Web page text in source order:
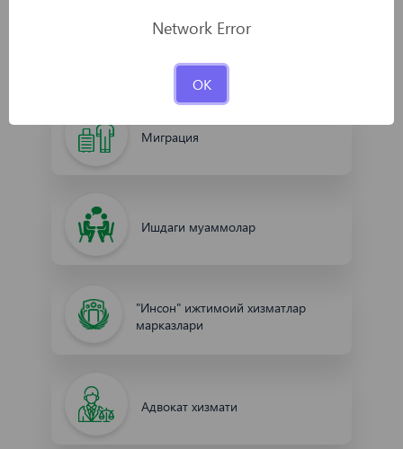
Миграция
Ишдаги муаммолар
"Инсон" ижтимоий хизматлар
марказлари
Адвокат хизмати
Network Error
OK